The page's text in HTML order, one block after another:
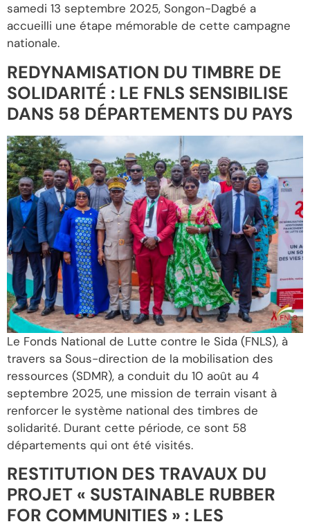
samedi 13 septembre 2025, Songon-Dagbé a
accueilli une étape mémorable de cette campagne
nationale.
REDYNAMISATION DU TIMBRE DE
SOLIDARITÉ : LE FNLS SENSIBILISE
DANS 58 DÉPARTEMENTS DU PAYS
Le Fonds National de Lutte contre le Sida (FNLS), à
travers sa Sous-direction de la mobilisation des
ressources (SDMR), a conduit du 10 août au 4
septembre 2025, une mission de terrain visant à
renforcer le système national des timbres de
solidarité. Durant cette période, ce sont 58
départements qui ont été visités.
RESTITUTION DES TRAVAUX DU
PROJET « SUSTAINABLE RUBBER
FOR COMMUNITIES » : LES